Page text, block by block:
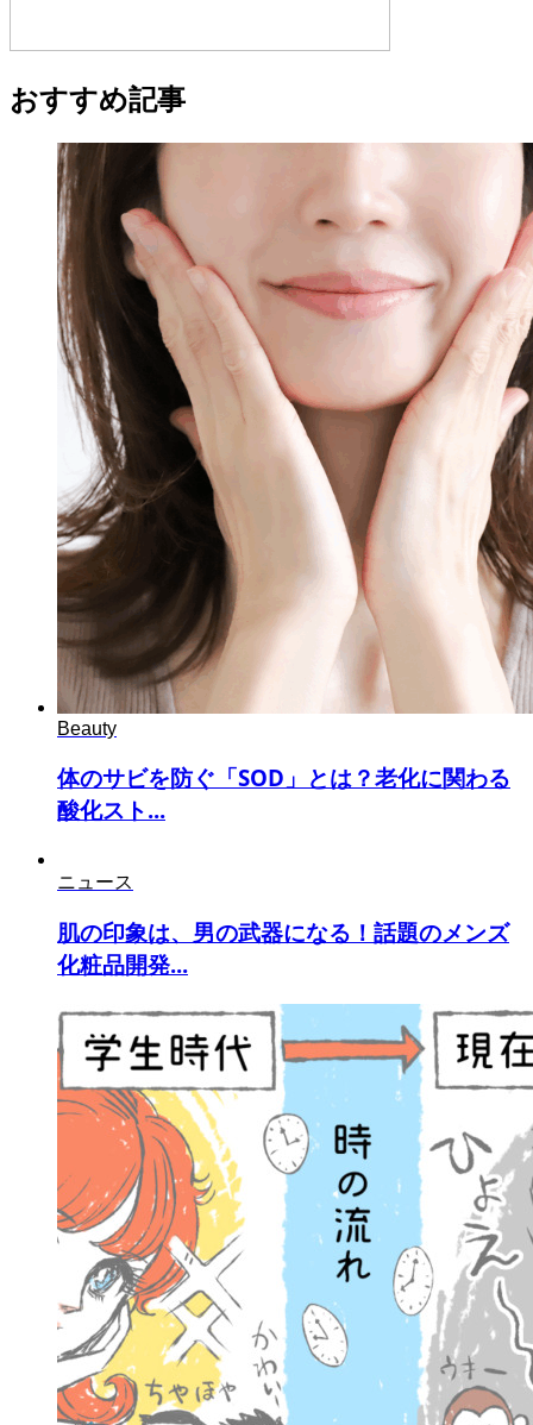
おすすめ記事
Beauty
体のサビを防ぐ「SOD」とは？老化に関わる
酸化スト...
ニュース
肌の印象は、男の武器になる！話題のメンズ
化粧品開発...